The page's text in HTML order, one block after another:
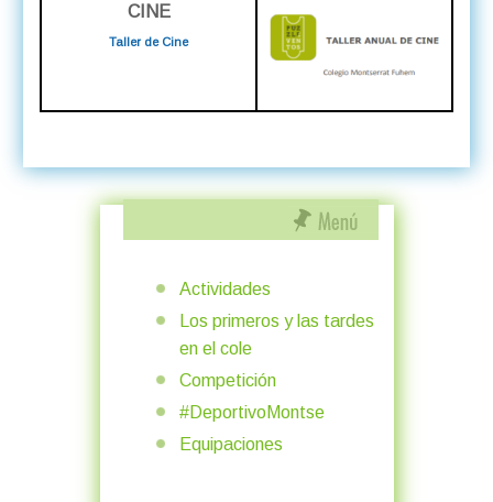
CINE
Taller de Cine
Actividades
Los primeros y las tardes
en el cole
Competición
#DeportivoMontse
Equipaciones